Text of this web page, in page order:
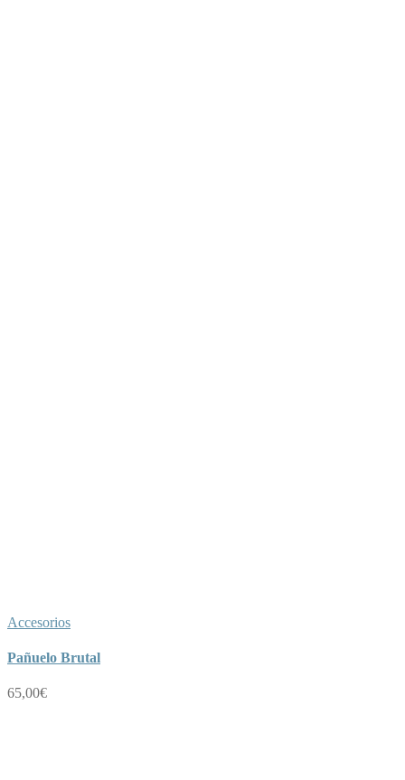
Accesorios
Pañuelo Brutal
65,00€